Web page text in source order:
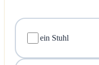
ein Stuhl